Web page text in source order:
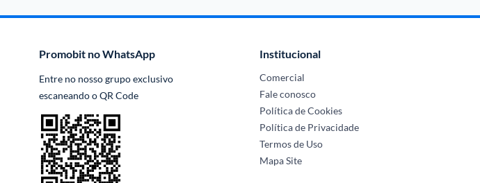
Promobit no WhatsApp
Entre no nosso grupo exclusivo
escaneando o QR Code
Institucional
Comercial
Fale conosco
Política de Cookies
Política de Privacidade
Termos de Uso
Mapa Site